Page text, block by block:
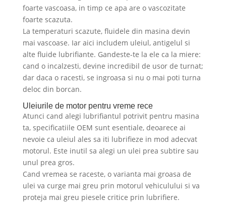
foarte vascoasa, in timp ce apa are o vascozitate
foarte scazuta.
La temperaturi scazute, fluidele din masina devin
mai vascoase. Iar aici includem uleiul, antigelul si
alte fluide lubrifiante. Gandeste-te la ele ca la miere:
cand o incalzesti, devine incredibil de usor de turnat;
dar daca o racesti, se ingroasa si nu o mai poti turna
deloc din borcan.
Uleiurile de motor pentru vreme rece
Atunci cand alegi lubrifiantul potrivit pentru masina
ta, specificatiile OEM sunt esentiale, deoarece ai
nevoie ca uleiul ales sa iti lubrifieze in mod adecvat
motorul. Este inutil sa alegi un ulei prea subtire sau
unul prea gros.
Cand vremea se raceste, o varianta mai groasa de
ulei va curge mai greu prin motorul vehiculului si va
proteja mai greu piesele critice prin lubrifiere.